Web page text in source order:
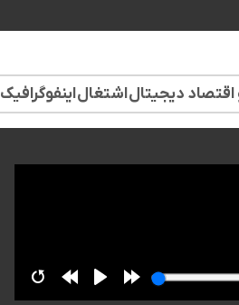
اقتصاد دیجیتالاشتغالاینفوگرافیک